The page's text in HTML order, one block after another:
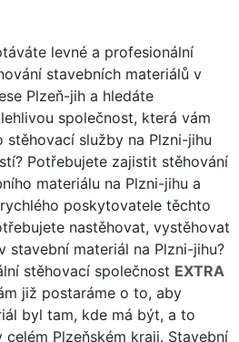
levné a profesionální
stavebních materiálů v
Plzeň-jih a hledáte
společnost, která vám
stěhovací služby na Plzni-jihu
Potřebujete zajistit stěhování
materiálu na Plzni-jihu a
poskytovatele těchto
nastěhovat, vystěhovat
stavební materiál na Plzni-jihu?
stěhovací společnost EXTRA
již postaráme o to, aby
byl tam, kde má být, a to
celém Plzeňském kraji. Stavební